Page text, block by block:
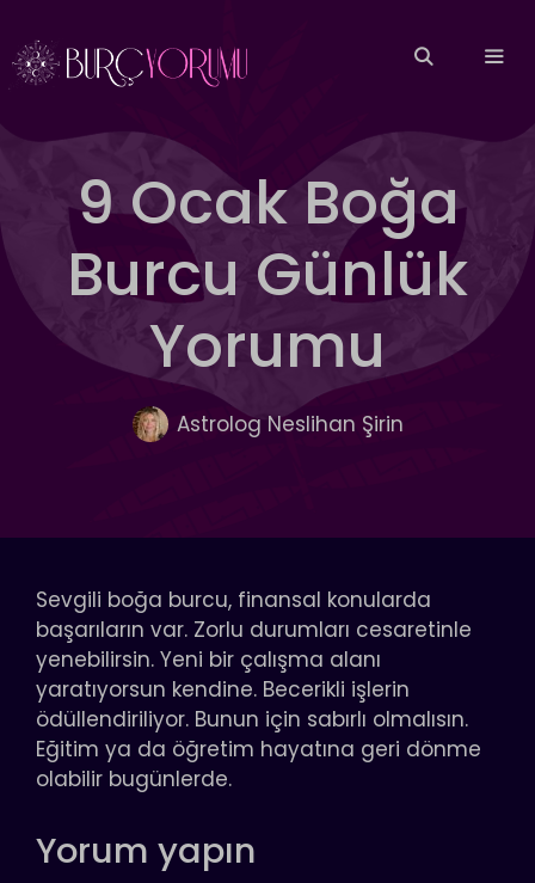
atla
9 Ocak Boğa
Burcu Günlük
Yorumu
Astrolog Neslihan Şirin
Sevgili boğa burcu, finansal konularda
başarıların var. Zorlu durumları cesaretinle
yenebilirsin. Yeni bir çalışma alanı
yaratıyorsun kendine. Becerikli işlerin
ödüllendiriliyor. Bunun için sabırlı olmalısın.
Eğitim ya da öğretim hayatına geri dönme
olabilir bugünlerde.
Yorum yapın